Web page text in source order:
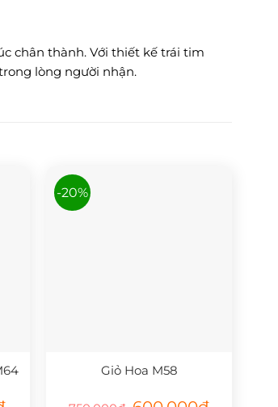
chân thành. Với thiết kế trái tim
lòng người nhận.
Giá
-20%
Giỏ Hoa M58
Giá Giá